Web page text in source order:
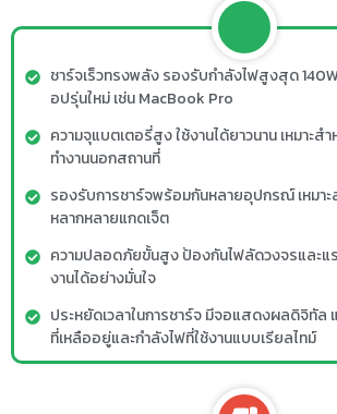
ชาร์จเร็วทรงพลัง รองรับกำลังไฟสูงสุด
อปรุ่นใหม่ เช่น MacBook Pro
ความจุแบตเตอรี่สูง ใช้งานได้ยาวนาน เหมาะส
ทำงานนอกสถานที่
รองรับการชาร์จพร้อมกันหลายอุปกรณ์ เหมาะ
หลากหลายแกดเจ็ต
ความปลอดภัยขั้นสูง ป้องกันไฟลัดวงจรและแ
งานได้อย่างมั่นใจ
ประหยัดเวลาในการชาร์จ มีจอแสดงผลดิจิทัล
ที่เหลืออยู่และกำลังไฟที่ใช้งานแบบเรียลไทม์